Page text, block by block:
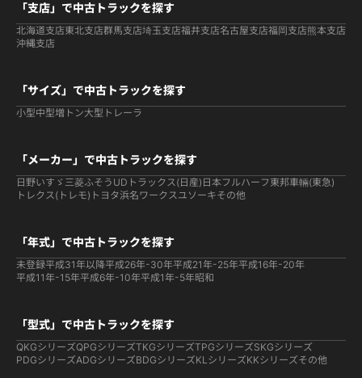
「支店」で中古トラックを探す
北海道支店東北支店群馬支店埼玉支店福井支店名古屋支店福岡支店熊本支店
沖縄支店
「サイズ」で中古トラックを探す
小型中型増トン大型 トレーラ
「メーカー」で中古トラックを探す
日野いすゞ 三菱ふそう UDトラックス(日産) 日本フルハーフ 東邦車輛(東急)
トレクス(トレモ) トヨタ浜名ワークスユソーキその他
「年式」で中古トラックを探す
未登録平成31年以降平成26年-30年平成21年-25年平成16年-20年
平成11年-15年平成6年-10年平成1年-5年昭和
「型式」で中古トラックを探す
QKGシリーズQPGシリーズTKGシリーズTPGシリーズSKGシリーズ
PDGシリーズADGシリーズBDGシリーズKLシリーズKKシリーズその他